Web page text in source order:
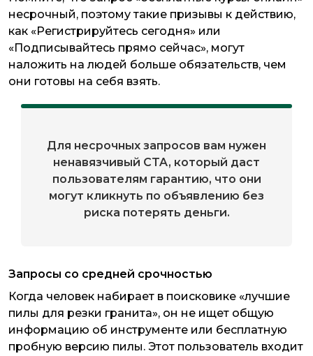
несрочный, поэтому такие призывы к действию,
как «Регистрируйтесь сегодня» или
«Подписывайтесь прямо сейчас», могут
наложить на людей больше обязательств, чем
они готовы на себя взять.
Для несрочных запросов вам нужен
ненавязчивый CTA, который даст
пользователям гарантию, что они
могут кликнуть по объявлению без
риска потерять деньги.
Запросы со средней срочностью
Когда человек набирает в поисковике «лучшие
пилы для резки гранита», он не ищет общую
информацию об инструменте или бесплатную
пробную версию пилы. Этот пользователь входит